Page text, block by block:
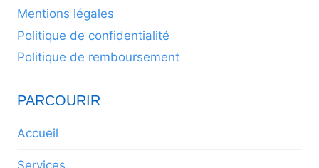
Mentions légales
Politique de confidentialité
Politique de remboursement
PARCOURIR
Accueil